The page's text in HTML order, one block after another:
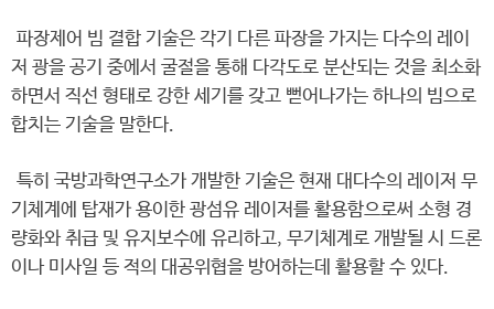
파장제어 빔 결합 기술은 각기 다른 파장을 가지는 다수의 레이
저 광을 공기 중에서 굴절을 통해 다각도로 분산되는 것을 최소화
하면서 직선 형태로 강한 세기를 갖고 뻗어나가는 하나의 빔으로
합치는 기술을 말한다.
특히 국방과학연구소가 개발한 기술은 현재 대다수의 레이저 무
기체계에 탑재가 용이한 광섬유 레이저를 활용함으로써 소형 경
량화와 취급 및 유지보수에 유리하고, 무기체계로 개발될 시 드론
이나 미사일 등 적의 대공위협을 방어하는데 활용할 수 있다.